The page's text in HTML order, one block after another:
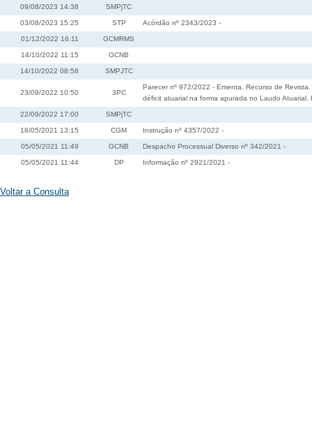
09/08/2023 14:38 SMPjTC
03/08/2023 15:25 STP Acórdão nº 2343/2023 -
01/12/2022 16:11 GCMRMS
14/10/2022 11:15 GCNB
14/10/2022 08:58 SMPJTC
23/09/2022 10:50 3PC
Parecer nº 972/2022 - Ementa. Recurso de
déficit atuarial na forma apurada no Laudo
22/09/2022 17:00 SMPjTC
18/05/2021 13:15 CGM Instrução nº 4357/2022 -
05/05/2021 11:49 GCNB Despacho Processual Diverso nº 342/2021 -
05/05/2021 11:44 DP Informação nº 2921/2021 -
Voltar a Consulta